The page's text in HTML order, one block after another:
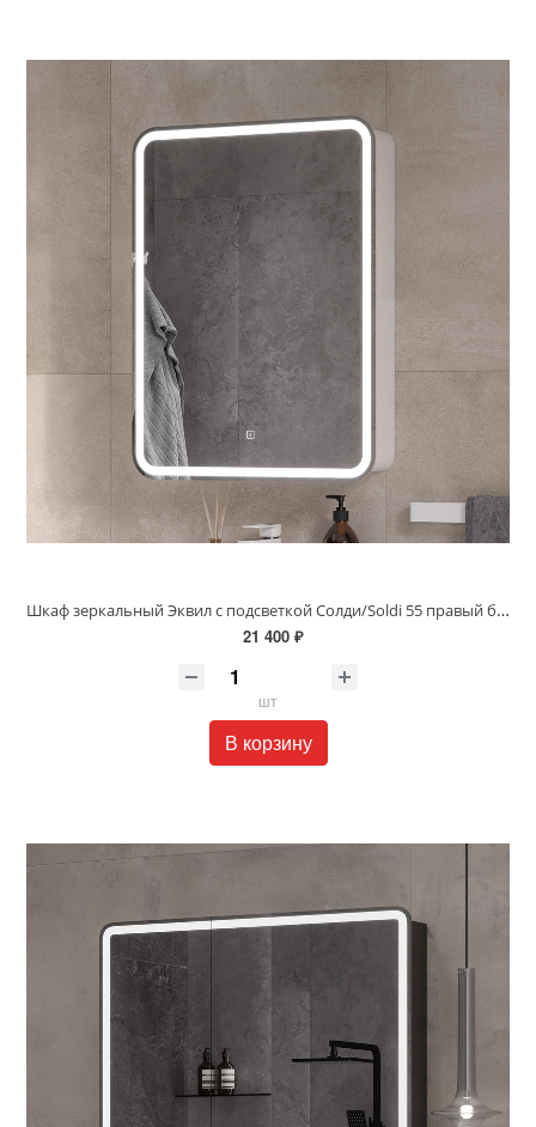
Шкаф зеркальный Эквил с подсветкой Солди/Soldi 55 правый белый софт szSOLDI55.R
21 400 ₽
шт
В корзину